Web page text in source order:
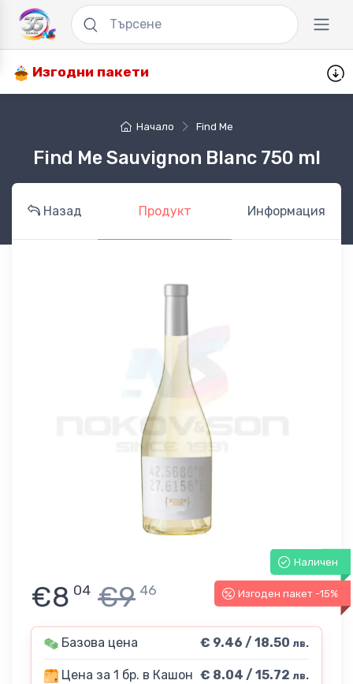
Изгодни пакети
Начало Find Me
Find Me Sauvignon Blanc 750 ml
Назад Продукт Информация
Наличен
Изгоден пакет -15%
€8 04 €9 46
Базова цена € 9.46 / 18.50 лв.
Цена за 1 бр. в Кашон € 8.04 / 15.72 лв.